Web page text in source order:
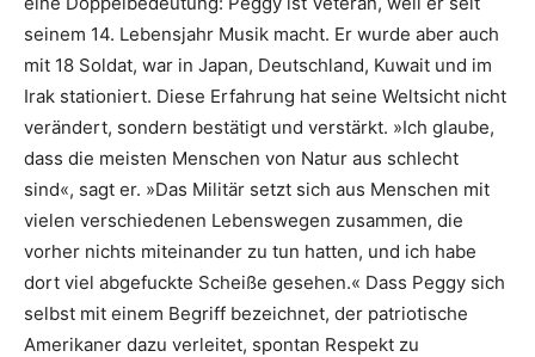
seinem 14. Lebensjahr Musik macht. Er wurde aber auch
mit 18 Soldat, war in Japan, Deutschland, Kuwait und im
Irak stationiert. Diese Erfahrung hat seine Weltsicht nicht
verändert, sondern bestätigt und verstärkt. »Ich glaube,
dass die meisten Menschen von Natur aus schlecht
sind«, sagt er. »Das Militär setzt sich aus Menschen mit
vielen verschiedenen Lebenswegen zusammen, die
vorher nichts miteinander zu tun hatten, und ich habe
dort viel abgefuckte Scheiße gesehen.« Dass Peggy sich
selbst mit einem Begriff bezeichnet, der patriotische
Amerikaner dazu verleitet, spontan Respekt zu